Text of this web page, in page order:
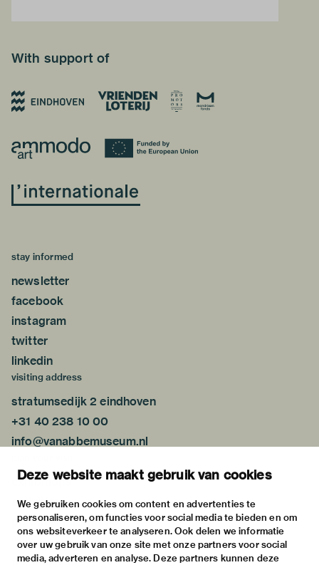
Deze website maakt gebruik van cookies
We gebruiken cookies om content en advertenties te
personaliseren, om functies voor social media te bieden en om
ons websiteverkeer te analyseren. Ook delen we informatie
over uw gebruik van onze site met onze partners voor social
media, adverteren en analyse. Deze partners kunnen deze
With support of
stay informed
newsletter
facebook
instagram
twitter
linkedin
visiting address
stratumsedijk 2 eindhoven
+31 40 238 10 00
info@vanabbemuseum.nl
exhibitions
activities
practical information
about